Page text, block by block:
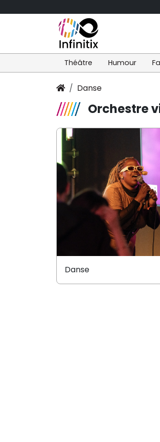
Théâtre Humour
Danse
Orchestre
Danse